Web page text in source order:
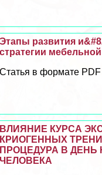
Этапы развития
стратегии
Статья в формате PDF
ВЛИЯНИЕ КУРСА
КРИОГЕННЫХ
ПРОЦЕДУРА В ДЕНЬ
ЧЕЛОВЕКА